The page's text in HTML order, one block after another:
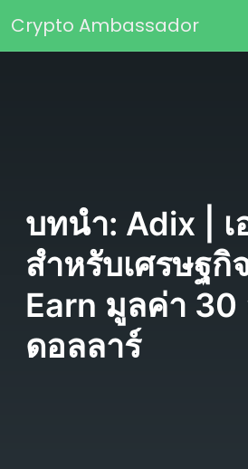
Main
Crypto Ambassador
บทนำ: Adix | เ
สำหรับเศรษฐกิ
Earn มูลค่า
ดอลลาร์